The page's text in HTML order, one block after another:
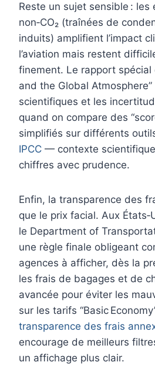
Reste un sujet sensible : les
non‑CO₂ (traînées de
induits) amplifient l’impact
l’aviation mais restent
finement. Le rapport spécial
and the Global
scientifiques et les
quand on compare des
simplifiés sur différents
IPCC — contexte
chiffres avec prudence.
Enfin, la transparence des
que le prix facial. Aux
le Department of
une règle finale obligeant
agences à afficher, dès la
les frais de bagages et de
avancée pour éviter les
sur les tarifs “Basic
transparence des frais
encourage de meilleurs
un affichage plus clair.